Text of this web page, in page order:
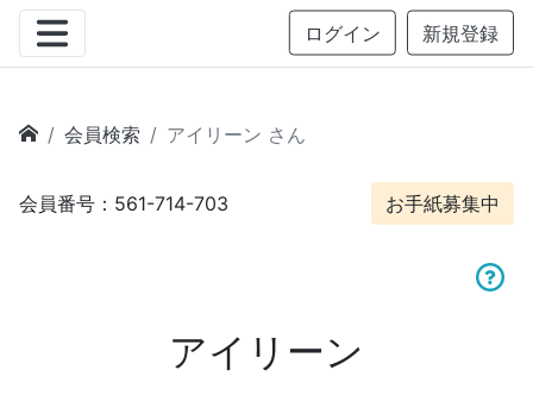
ログイン 新規登録
会員検索 アイリーン さん
会員番号：561-714-703 お手紙募集中
アイリーン